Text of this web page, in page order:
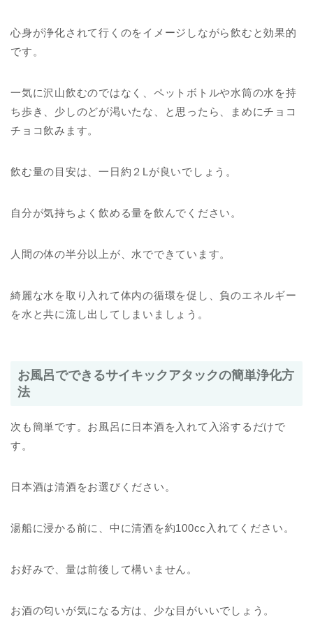
心身が浄化されて行くのをイメージしながら飲むと効果的
です。
一気に沢山飲むのではなく、ペットボトルや水筒の水を持
ち歩き、少しのどが渇いたな、と思ったら、まめにチョコ
チョコ飲みます。
飲む量の目安は、一日約２Lが良いでしょう。
自分が気持ちよく飲める量を飲んでください。
人間の体の半分以上が、水でできています。
綺麗な水を取り入れて体内の循環を促し、負のエネルギー
を水と共に流し出してしまいましょう。
お風呂でできるサイキックアタックの簡単浄化方
法
次も簡単です。お風呂に日本酒を入れて入浴するだけで
す。
日本酒は清酒をお選びください。
湯船に浸かる前に、中に清酒を約100cc入れてください。
お好みで、量は前後して構いません。
お酒の匂いが気になる方は、少な目がいいでしょう。